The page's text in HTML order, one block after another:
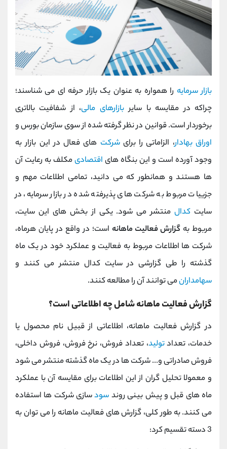
بازار سرمایه را همواره به عنوان یک بازار حرفه ای می شناسند؛
چراکه در مقایسه با سایربازارهای مالی، از شفافیت بالاتری
برخوردار است. قوانین در نظر گرفته شده از سوی سازمان بورس و
اوراق بهادار، الزاماتی را برایشرکت های فعال در این بازار به
وجود آورده است و این بنگاه های اقتصادیمکلف به رعایت آن
ها هستند و همانطور که می دانید، تمامی اطلاعات مهم و
جزییات مربوط به شرکت های پذیرفته شده در بازار سرمایه، در
سایت کدالمنتشر می شود. یکی از بخش های این سایت،
مربوط به گزارش فعالیت ماهانه است؛ در واقع در پایان هرماه،
شرکت ها اطلاعات مربوط به فعالیت و عملکرد خود در یک ماه
گذشته را طی گزارشی در سایت کدال منتشر می کنند و
سهامدارانمی توانند آن را مطالعه کنند.
گزارش فعالیت ماهانه شامل چه اطلاعاتی است؟
در گزارش فعالیت ماهانه، اطلاعاتی از قبیل نام محصول یا
خدمات، تعدادتولید، تعداد فروش، نرخ فروش، فروش داخلی،
فروش صادراتی و... شرکت ها در یک ماه گذشته منتشر می شود
و معمولا تحلیل گران از این اطلاعات برای مقایسه آن با عملکرد
ماه های قبل و پیش بینی روند سودسازی شرکت ها استفاده
می کنند. به طور کلی، گزارش های فعالیت ماهانه را می توان به
3 دسته تقسیم کرد: